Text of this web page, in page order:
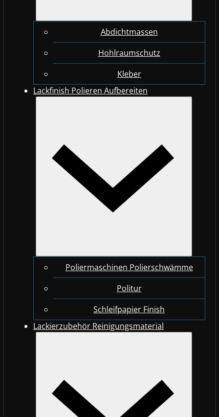
Abdichtmassen
Hohlraumschutz
Kleber
Lackfinish Polieren Aufbereiten
Poliermaschinen Polierschwämme
Politur
Schleifpapier Finish
Lackierzubehör Reinigungsmaterial